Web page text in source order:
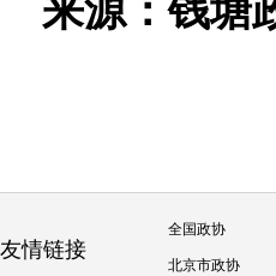
来源：钱
友情链接
全国政协
北京市政协